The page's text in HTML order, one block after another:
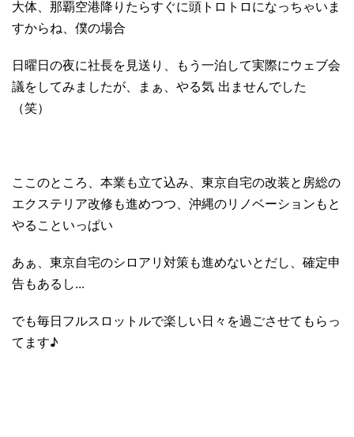
大体、那覇空港降りたらすぐに頭トロトロになっちゃいま
すからね、僕の場合
日曜日の夜に社長を見送り、もう一泊して実際にウェブ会
議をしてみましたが、まぁ、やる気 出ませんでした
（笑）
ここのところ、本業も立て込み、東京自宅の改装と房総の
エクステリア改修も進めつつ、沖縄のリノベーションもと
やることいっぱい
あぁ、東京自宅のシロアリ対策も進めないとだし、確定申
告もあるし...
でも毎日フルスロットルで楽しい日々を過ごさせてもらっ
てます♪